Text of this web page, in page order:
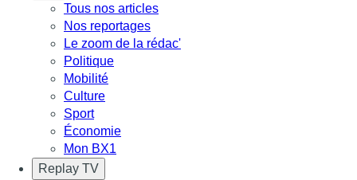
Tous nos articles
Nos reportages
Le zoom de la rédac'
Politique
Mobilité
Culture
Sport
Économie
Mon BX1
Replay TV